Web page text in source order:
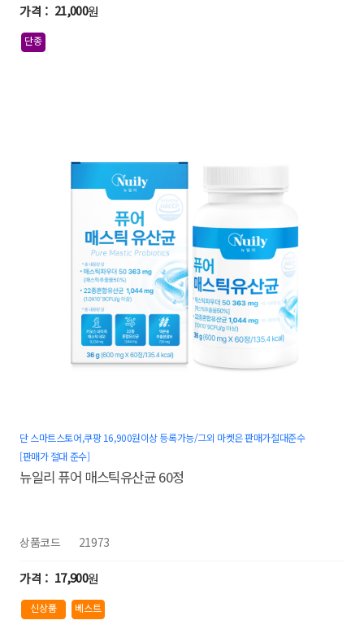
21,000원
단종
단 스마트스토어,쿠팡 16,900원이상 등록가능/그외 마켓은 판매가절대준수
[판매가 절대 준수]
뉴일리 퓨어 매스틱유산균 60정
상품코드 21973
17,900원
신상품 베스트